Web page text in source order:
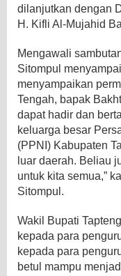
dilanjutkan dengan
H. Kifli Al-Mujahid
Mengawali
Sitompul
menyampaikan
Tengah, bapak
dapat hadir dan
keluarga besar
(PPNI) Kabupaten
luar daerah. Beliau
untuk kita semua,”
Sitompul.
Wakil Bupati
kepada para
kepada para
betul mampu